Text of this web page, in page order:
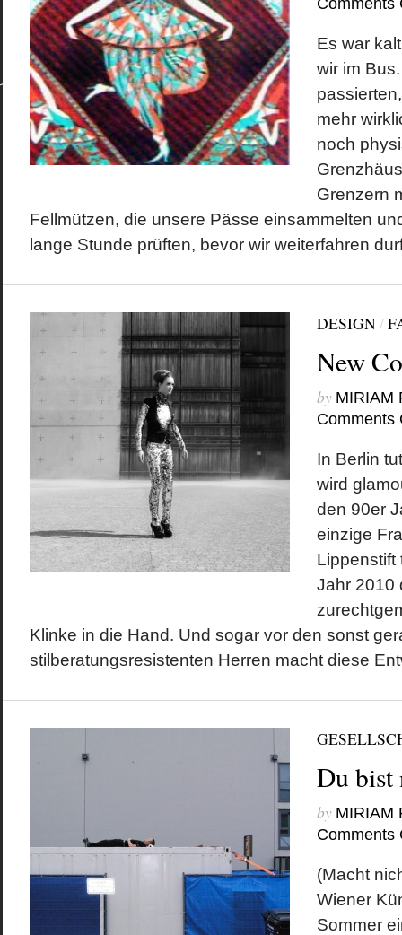
Kategorien
Berlin
Design
Economics
Fashion
Fotografie
Geschichte
Gesellschaft
Kunst
Literatur
Meta
Anmelden
Beitrags-Feed (
Kommentare
WordPress.org
Comments
Es war
wir im
mehr
noch
Grenzern
Fellmützen, die unsere Pässe einsammelten
lange Stunde prüften, bevor wir weiterfahren
DESIGN/
New
by MIRIAM
Comments
In Berlin
wird
den 90er
einzige
Jahr 2010
Klinke in die Hand. Und sogar vor den sonst
stilberatungsresistenten Herren macht diese
Du bist
by MIRIAM
Comments
(Macht
Wiener
Sommer